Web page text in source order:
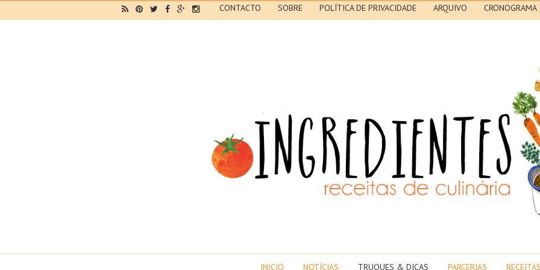
CONTACTO SOBRE POLÍTICA DE PRIVACIDADE ARQUIVO CRONOGRAMA
INICIO NOTÍCIAS TRUQUES & DICAS PARCERIAS